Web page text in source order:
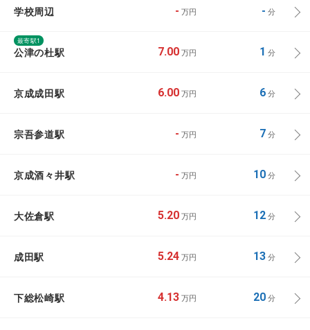
学校周辺 - 万円 - 分
最寄駅1
公津の杜駅 7.00 万円 1 分
京成成田駅 6.00 万円 6分
宗吾参道駅 - 万円 7分
京成酒々井駅 - 万円 10分
大佐倉駅 5.20 万円 12分
成田駅 5.24 万円 13分
下総松崎駅 4.13 万円 20分